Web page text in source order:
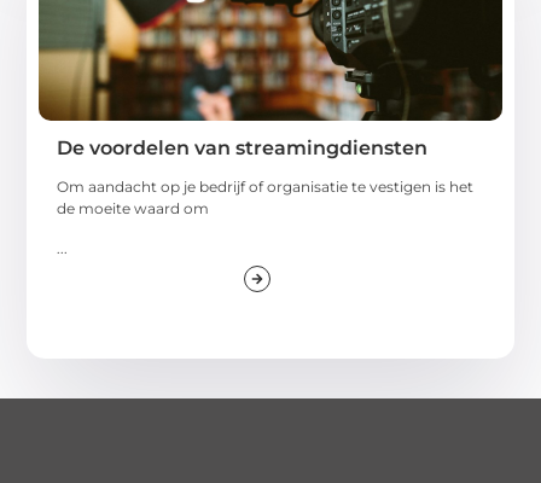
De voordelen van streamingdiensten
Om aandacht op je bedrijf of organisatie te vestigen is het
de moeite waard om